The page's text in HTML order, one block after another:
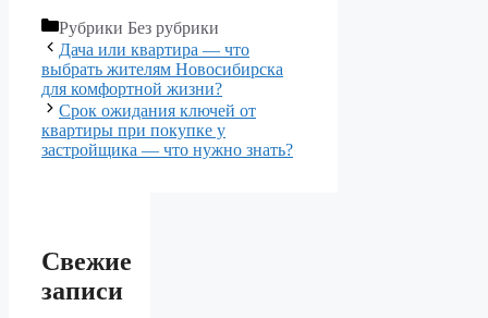
Рубрики Без рубрики
Дача или квартира — что
выбрать жителям Новосибирска
для комфортной жизни?
Срок ожидания ключей от
квартиры при покупке у
застройщика — что нужно знать?
Свежие
записи